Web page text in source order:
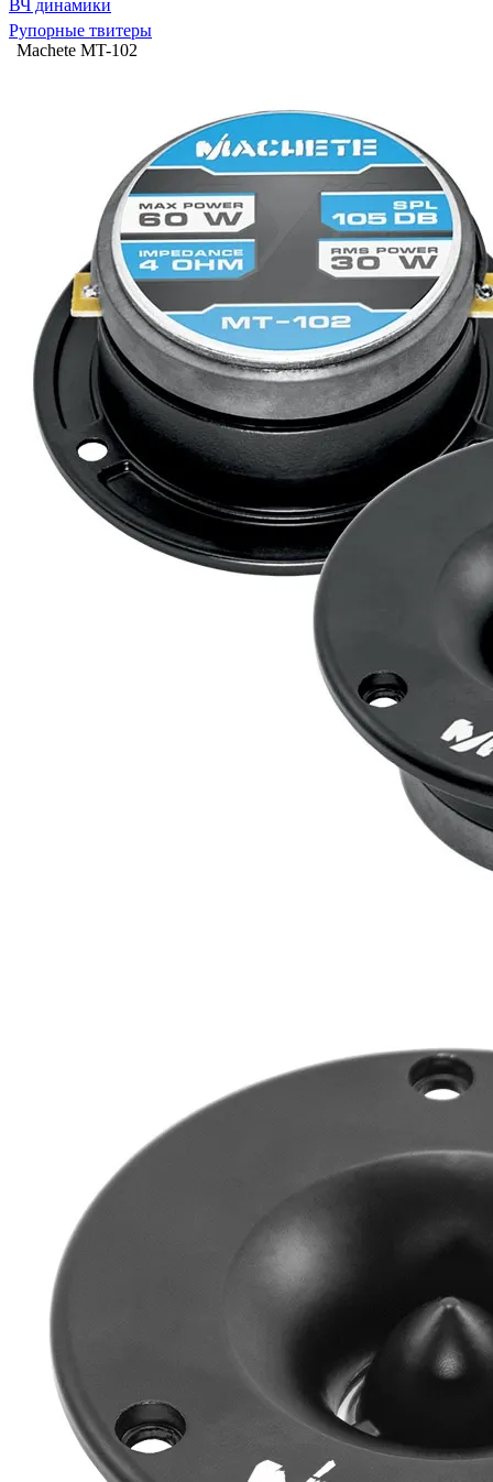
ВЧ динамики
Рупорные твитеры
Machete MT-102